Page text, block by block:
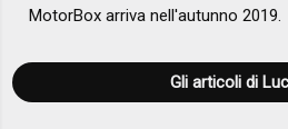
MotorBox arriva nell'autunno 2019.
Gli articoli di